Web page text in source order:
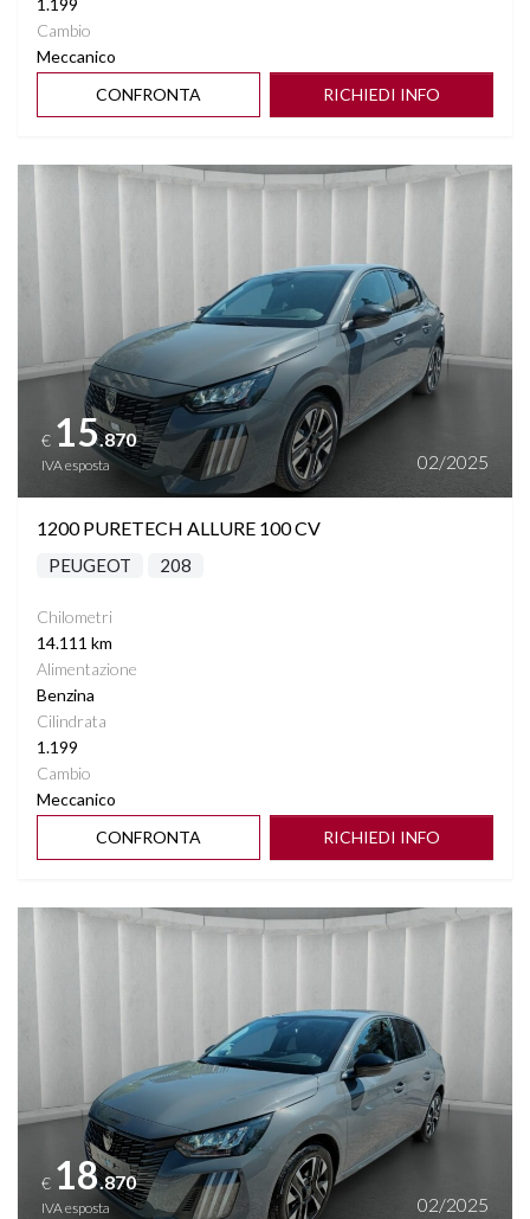
Cambio
Meccanico
CONFRONTA
RICHIEDI INFO
Vedi dettagli
€ 15.870
IVA esposta 02/2025
1200 PURETECH ALLURE 100 CV
PEUGEOT 208
Chilometri
14.111 km
Alimentazione
Benzina
Cilindrata
1.199
Cambio
Meccanico
CONFRONTA
RICHIEDI INFO
Vedi dettagli
€ 18.870
IVA esposta 02/2025